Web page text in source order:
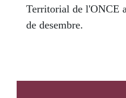
Territorial de l'ONCE
de desembre.